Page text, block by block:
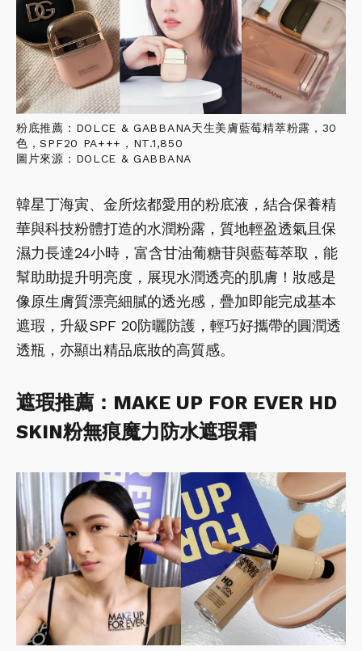
粉底推薦：DOLCE & GABBANA天生美膚藍莓精萃粉露，30
色，SPF20 PA+++，NT.1,850
圖片來源：DOLCE & GABBANA
韓星丁海寅、金所炫都愛用的粉底液，結合保養精
華與科技粉體打造的水潤粉露，質地輕盈透氣且保
濕力長達24小時，富含甘油葡糖苷與藍莓萃取，能
幫助助提升明亮度，展現水潤透亮的肌膚！妝感是
像原生膚質漂亮細膩的透光感，疊加即能完成基本
遮瑕，升級SPF 20防曬防護，輕巧好攜帶的圓潤透
透瓶，亦顯出精品底妝的高質感。
遮瑕推薦：MAKE UP FOR EVER HD
SKIN粉無痕魔力防水遮瑕霜